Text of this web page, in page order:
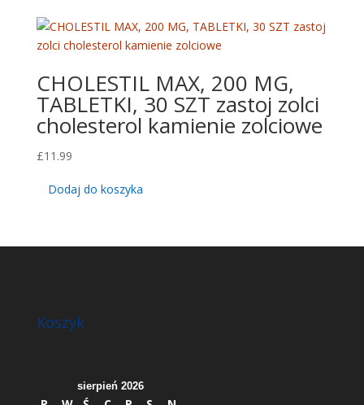
CHOLESTIL MAX, 200 MG,
TABLETKI, 30 SZT zastoj zolci
cholesterol kamienie zolciowe
£11.99
Dodaj do koszyka
Koszyk
sierpień 2026